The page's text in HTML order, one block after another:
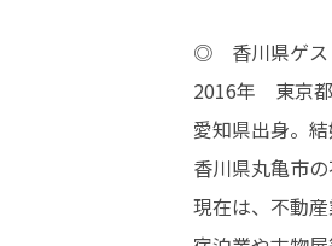
◎　香川県ゲ
2016年 東京
愛知県出⾝。
⾹川県丸⻲市
現在は、不動